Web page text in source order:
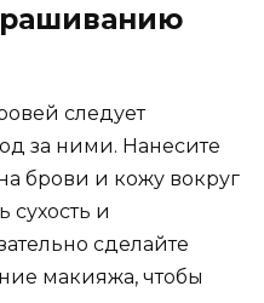
следует
за ними.​ Нанесите
брови и кожу вокруг
сухость и
сделайте
макияжа, чтобы